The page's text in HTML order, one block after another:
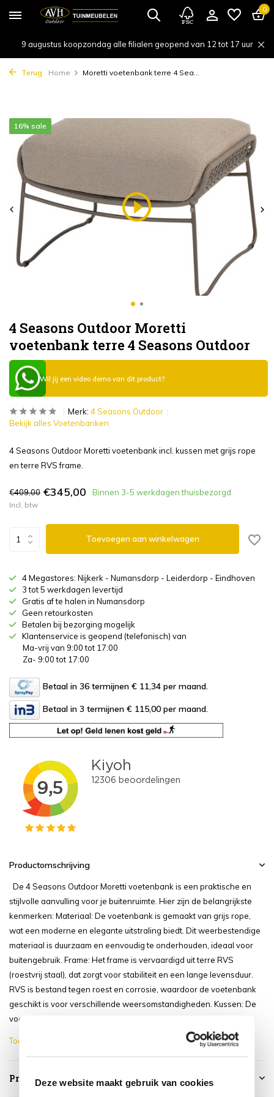
Deze website maakt gebruik van cookies
0
9 augustus koopzondag alle filialen geopend van 12 tot 17 uur
Terug Home Moretti voetenbank terre 4 Sea...
4 Seasons Outdoor Moretti
voetenbank terre 4 Seasons Outdoor
16% sale
Wil jij een video demo van dit product?
Merk: 4 Seasons Outdoor
Bekijk alles Voetenbanken
4 Seasons Outdoor Moretti voetenbank incl. kussen met grijs rope
en terre RVS frame.
€409,00 €345,00 Binnen 3-5 werkdagen thuisbezorgd
Incl. btw
Toevoegen aan winkelwagen
4 Megastores: Nijkerk - Numansdorp - Leiderdorp - Eindhoven
3 tot 5 werkdagen levertijd
Gratis af te halen in Numansdorp
Geen retourkosten
Betalen bij bezorging mogelijk
Klantenservice is geopend (telefonisch) van
Ma-vrij van 9:00 tot 17:00
Za- 9:00 tot 17:00
Betaal in 36 termijnen € 11,34 per maand.
Betaal in 3 termijnen € 115,00 per maand.
Productomschrijving
De 4 Seasons Outdoor Moretti voetenbank is een praktische en
stijlvolle aanvulling voor je buitenruimte. Hier zijn de belangrijkste
kenmerken: Materiaal: De voetenbank is gemaakt van grijs rope,
wat een moderne en elegante uitstraling biedt. Dit weerbestendige
materiaal is duurzaam en eenvoudig te onderhouden, ideaal voor
buitengebruik. Frame: Het frame is vervaardigd uit terre RVS
(roestvrij staal), dat zorgt voor stabiliteit en een lange levensduur.
RVS is bestand tegen roest en corrosie, waardoor de voetenbank
geschikt is voor verschillende weersomstandigheden. Kussen: De
voetenbank wordt gele...
Toon meer
Productspecificaties